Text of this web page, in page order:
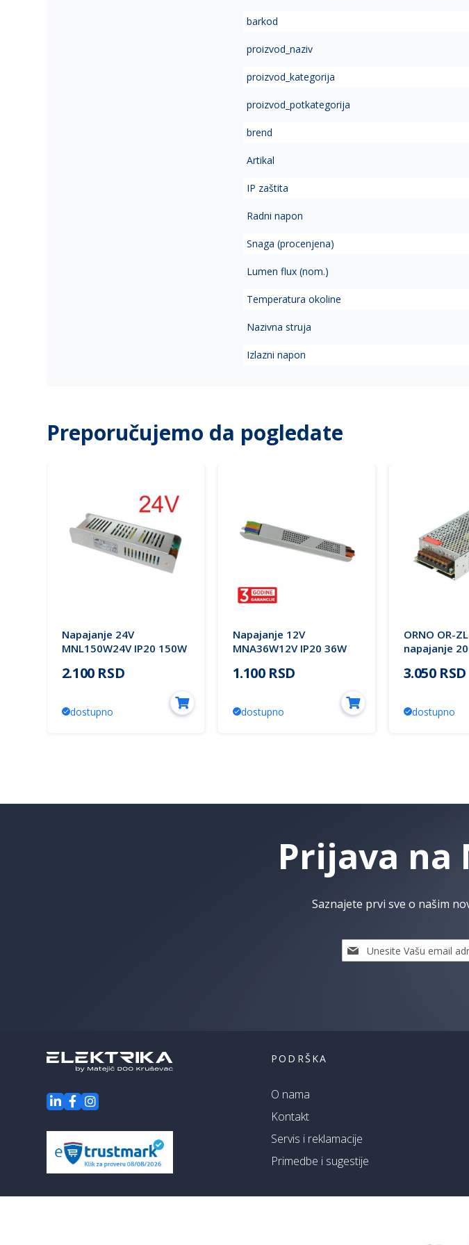
barkod
proizvod_naziv
proizvod_kategorija
proizvod_potkategorija
brend
Artikal
IP zaštita
Radni napon
Snaga (procenjena)
Lumen flux (nom.)
Temperatura okoline
Nazivna struja
Izlazni napon
Preporučujemo da pogledate
Napajanje 24V
MNL150W24V IP20 150W
2.100 RSD
dostupno
Napajanje 12V
MNA36W12V IP20 36W
1.100 RSD
dostupno
ORNO OR-
napajanje
3.050 RSD
dostupno
Prijava
Saznajete prvi sve o našim
Prijavi
se
PODRŠKA
O nama
Kontakt
Servis i reklamacije
Primedbe i sugestije